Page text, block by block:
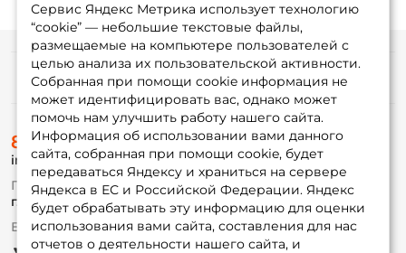
Сервис Яндекс Метрика использует технологию
“cookie” — небольшие текстовые файлы,
размещаемые на компьютере пользователей с
целью анализа их пользовательской активности.
Собранная при помощи cookie информация не
может идентифицировать вас, однако может
помочь нам улучшить работу нашего сайта.
Информация об использовании вами данного
сайта, собранная при помощи cookie, будет
передаваться Яндексу и храниться на сервере
Яндекса в ЕС и Российской Федерации. Яндекс
будет обрабатывать эту информацию для оценки
использования вами сайта, составления для нас
отчетов о деятельности нашего сайта, и
Информация
О магазине
Доставка
Оплата
Fox-bonus
Гуру
Партнерская программа
8 (495) 532-77-88
info@foxfishing.ru
По вопросам с заказом
г. Москва,
ул. Плеханова д.7
Ежедневно 10:00 до 20:00